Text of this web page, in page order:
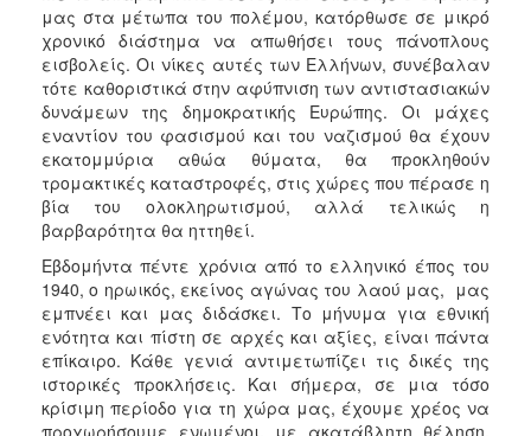
2006
ΤΟΠΟΣ
ΠΟΛΙΤΙΣΜΟΣ
ΑΝΘΕΚΤΙΚΗ
ΠΟΛΗ
μας στα μέτωπα του πολέμου, κατόρθωσε σε μικρό
χρονικό διάστημα να απωθήσει τους πάνοπλους
εισβολείς. Οι νίκες αυτές των Ελλήνων, συνέβαλαν
τότε καθοριστικά στην αφύπνιση των αντιστασιακών
δυνάμεων της δημοκρατικής Ευρώπης. Οι μάχες
εναντίον του φασισμού και του ναζισμού θα έχουν
εκατομμύρια αθώα θύματα, θα προκληθούν
τρομακτικές καταστροφές, στις χώρες που πέρασε η
βία του ολοκληρωτισμού, αλλά τελικώς η
βαρβαρότητα θα ηττηθεί.
Εβδομήντα πέντε χρόνια από το ελληνικό έπος του
1940, ο ηρωικός, εκείνος αγώνας του λαού μας, μας
εμπνέει και μας διδάσκει. Το μήνυμα για εθνική
ενότητα και πίστη σε αρχές και αξίες, είναι πάντα
επίκαιρο. Κάθε γενιά αντιμετωπίζει τις δικές της
ιστορικές προκλήσεις. Και σήμερα, σε μια τόσο
κρίσιμη περίοδο για τη χώρα μας, έχουμε χρέος να
προχωρήσουμε ενωμένοι, με ακατάβλητη θέληση,